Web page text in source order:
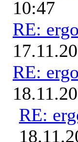
10:47
RE:
RE:
RE: